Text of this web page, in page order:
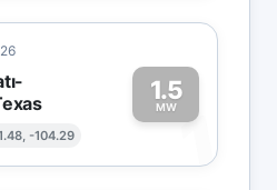
-104.29
1.5
MW1